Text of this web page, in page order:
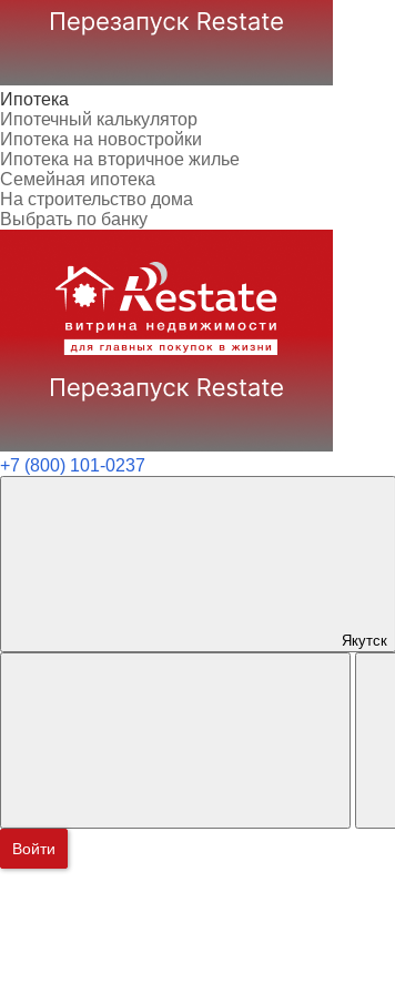
Ипотека
Ипотечный калькулятор
Ипотека на новостройки
Ипотека на вторичное жилье
Семейная ипотека
На строительство дома
Выбрать по банку
+7 (800) 101-0237
Якутск
Войти